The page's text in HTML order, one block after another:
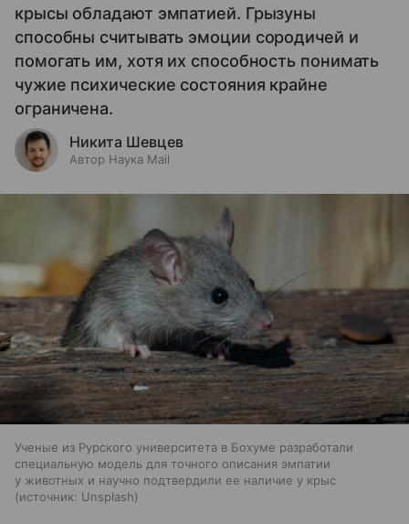
крысы обладают эмпатией. Грызуны
способны считывать эмоции сородичей и
помогать им, хотя их способность понимать
чужие психические состояния крайне
ограничена.
Никита Шевцев
Автор Наука Mail
Ученые из Рурского университета в Бохуме разработали
специальную модель для точного описания эмпатии
у животных и научно подтвердили ее наличие у крыс
источник: Unsplash